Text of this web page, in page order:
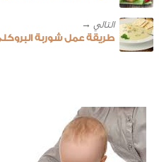
طريقة عمل شوربة